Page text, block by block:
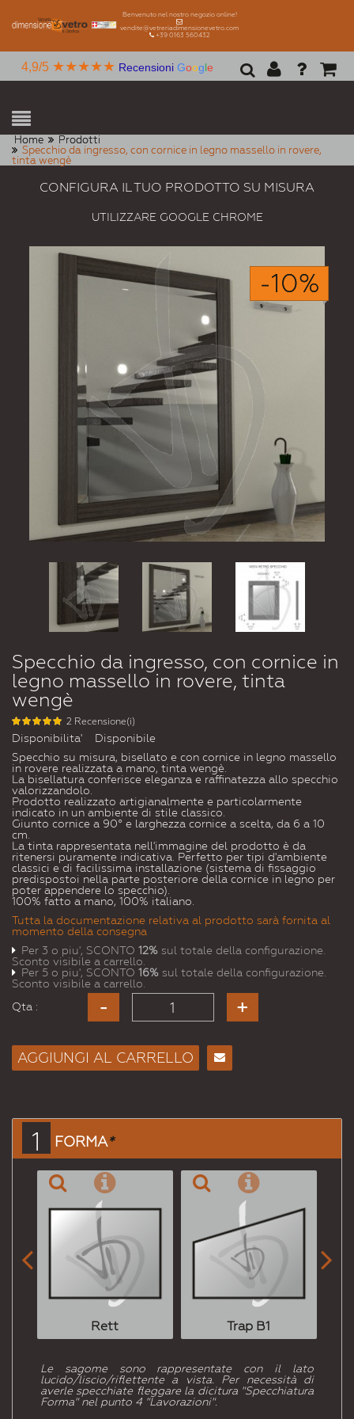
Benvenuto nel nostro negozio online!
vendite@vetreriadimensionevetro.com
+39 0163 560432
4,9/5 ★★★★★ Recensioni Google
Home
Prodotti
Specchio da ingresso, con cornice in legno massello in rovere,
tinta wengè
CONFIGURA IL TUO PRODOTTO SU MISURA
UTILIZZARE GOOGLE CHROME
-10%
Specchio da ingresso, con cornice in
legno massello in rovere, tinta
wengè
2 Recensione(i)
Disponibilita'
Disponibile
Specchio su misura, bisellato e con cornice in legno massello
in rovere realizzata a mano, tinta wengè.
La bisellatura conferisce eleganza e raffinatezza allo specchio
valorizzandolo.
Prodotto realizzato artigianalmente e particolarmente
indicato in un ambiente di stile classico.
Giunto cornice a 90° e larghezza cornice a scelta, da 6 a 10
cm.
La tinta rappresentata nell'immagine del prodotto è da
ritenersi puramente indicativa. Perfetto per tipi d'ambiente
classici e di facilissima installazione (sistema di fissaggio
predispostoi nella parte posteriore della cornice in legno per
poter appendere lo specchio).
100% fatto a mano, 100% italiano.
Tutta la documentazione relativa al prodotto sarà fornita al
momento della consegna
Per 3 o piu', SCONTO 12% sul totale della configurazione.
Sconto visibile a carrello.
Per 5 o piu', SCONTO 16% sul totale della configurazione.
Sconto visibile a carrello.
Qta :
AGGIUNGI AL CARRELLO
1 FORMA*
Rett Trap B1
 
Le sagome sono rappresentate con il lato
lucido/liscio/riflettente a vista. Per necessità di
averle specchiate fleggare la dicitura "Specchiatura
Forma" nel punto 4 "Lavorazioni".